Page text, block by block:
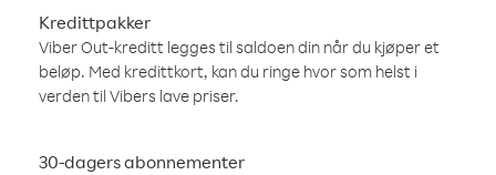
Kredittpakker
Viber Out-kreditt legges til saldoen din når du kjøper et
beløp. Med kredittkort, kan du ringe hvor som helst i
verden til Vibers lave priser.
30-dagers abonnementer